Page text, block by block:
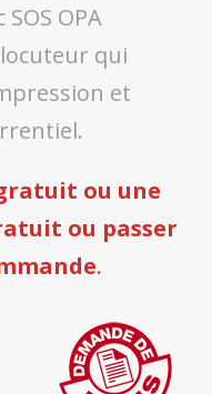
SOS OPA
qui
et
ou une
ou passer
.